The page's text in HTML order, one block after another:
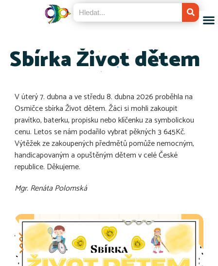
Sbírka Život dětem
V úterý 7. dubna a ve středu 8. dubna 2026 proběhla na
Osmičce sbírka Život dětem. Žáci si mohli zakoupit
pravítko, baterku, propisku nebo klíčenku za symbolickou
cenu. Letos se nám podařilo vybrat pěkných 3 645Kč.
Výtěžek ze zakoupených předmětů pomůže nemocným,
handicapovaným a opuštěným dětem v celé České
republice. Děkujeme.
Mgr. Renáta Polomská